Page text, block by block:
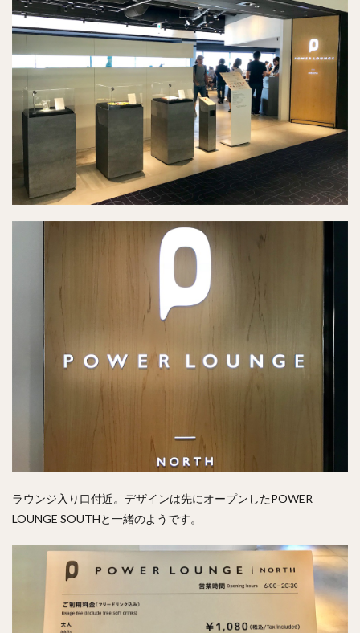
ラウンジ入り口付近。デザインは先にオープンしたPOWER
LOUNGE SOUTHと一緒のようです。